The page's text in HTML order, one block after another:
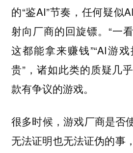
的“鉴AI”节奏，任何疑似
射向厂商的回旋镖。“一
这都能拿来赚钱”“AI游
贵”，诸如此类的质疑几
款有争议的游戏。
很多时候，游戏厂商是否
无法证明也无法证伪的事